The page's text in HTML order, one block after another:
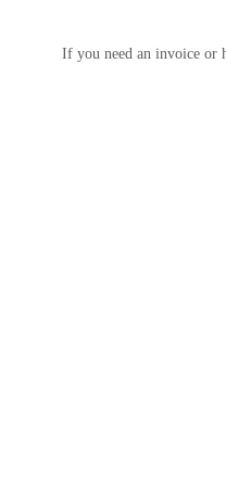
If you need an invoice or